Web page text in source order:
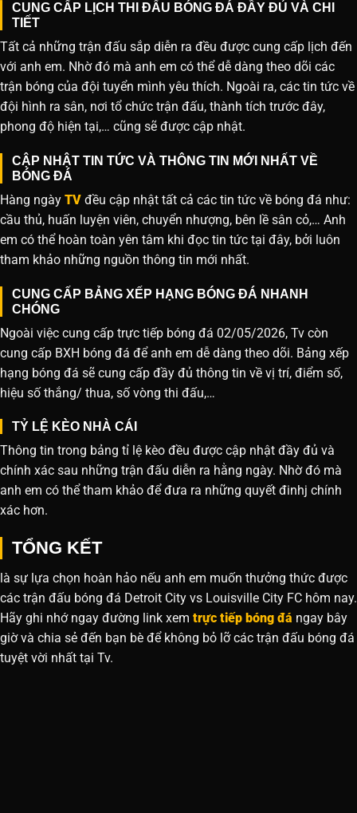
CUNG CẤP LỊCH THI ĐẤU BÓNG ĐÁ ĐẦY ĐỦ VÀ CHI
TIẾT
Tất cả những trận đấu sắp diễn ra đều được cung cấp lịch đến
với anh em. Nhờ đó mà anh em có thể dễ dàng theo dõi các
trận bóng của đội tuyển mình yêu thích. Ngoài ra, các tin tức về
đội hình ra sân, nơi tổ chức trận đấu, thành tích trước đây,
phong độ hiện tại,… cũng sẽ được cập nhật.
CẬP NHẬT TIN TỨC VÀ THÔNG TIN MỚI NHẤT VỀ
BÓNG ĐÁ
Hàng ngày TV đều cập nhật tất cả các tin tức về bóng đá như:
cầu thủ, huấn luyện viên, chuyển nhượng, bên lề sân cỏ,… Anh
em có thể hoàn toàn yên tâm khi đọc tin tức tại đây, bởi luôn
tham khảo những nguồn thông tin mới nhất.
CUNG CẤP BẢNG XẾP HẠNG BÓNG ĐÁ NHANH
CHÓNG
Ngoài việc cung cấp trực tiếp bóng đá 02/05/2026, Tv còn
cung cấp BXH bóng đá để anh em dễ dàng theo dõi. Bảng xếp
hạng bóng đá sẽ cung cấp đầy đủ thông tin về vị trí, điểm số,
hiệu số thắng/ thua, số vòng thi đấu,…
TỶ LỆ KÈO NHÀ CÁI
Thông tin trong bảng tỉ lệ kèo đều được cập nhật đầy đủ và
chính xác sau những trận đấu diễn ra hằng ngày. Nhờ đó mà
anh em có thể tham khảo để đưa ra những quyết đinhj chính
xác hơn.
TỔNG KẾT
là sự lựa chọn hoàn hảo nếu anh em muốn thưởng thức được
các trận đấu bóng đá Detroit City vs Louisville City FC hôm nay.
Hãy ghi nhớ ngay đường link xem trực tiếp bóng đá ngay bây
giờ và chia sẻ đến bạn bè để không bỏ lỡ các trận đấu bóng đá
tuyệt vời nhất tại Tv.